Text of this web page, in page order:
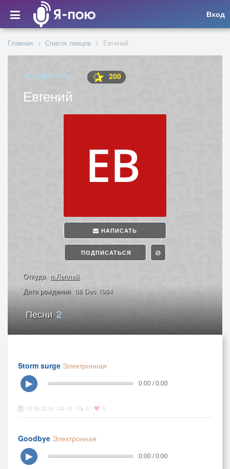
Вход
Главная Список певцов Евгений
ИСПОЛНИТЕЛЬ 200
Евгений
НАПИСАТЬ
ПОДПИСАТЬСЯ
Откуда п.Леплей
Дата рождения 08 Dec 1984
Песни 2
Storm surge Электронная
▶
0:00 / 0:00
10.06.2014 10 0 0
Goodbye Электронная
▶
0:00 / 0:00